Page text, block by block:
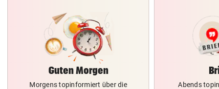
Guten Morgen
Morgens topinformiert über die
Abends